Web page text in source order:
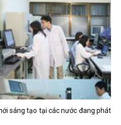
sáng tạo tại các nước đang phát